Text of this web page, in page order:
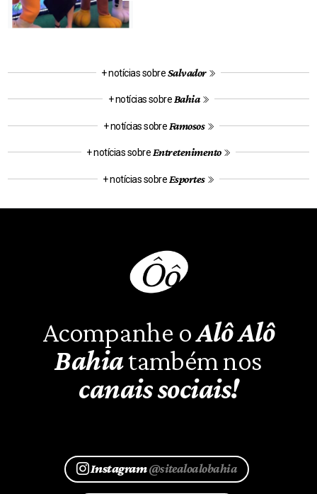
+ notícias sobreSalvador
+ notícias sobre Bahia
+ notícias sobre Famosos
+ notícias sobre Entretenimento
+ notícias sobre Esportes
Acompanhe oAlô Alô
Bahiatambém nos
canais sociais!
Instagram@sitealoalobahia